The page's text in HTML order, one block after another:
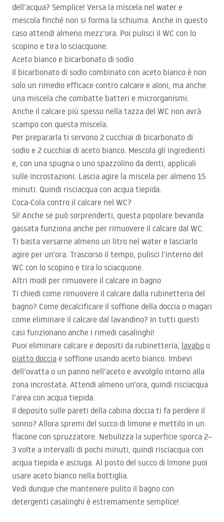
dell’acqua? Semplice! Versa la miscela nel water e
mescola finché non si forma la schiuma. Anche in questo
caso attendi almeno mezz’ora. Poi pulisci il WC con lo
scopino e tira lo sciacquone.
Aceto bianco e bicarbonato di sodio
Il bicarbonato di sodio combinato con aceto bianco è non
solo un rimedio efficace contro calcare e aloni, ma anche
una miscela che combatte batteri e microrganismi.
Anche il calcare più spesso nella tazza del WC non avrà
scampo con questa miscela.
Per prepararla ti servono 2 cucchiai di bicarbonato di
sodio e 2 cucchiai di aceto bianco. Mescola gli ingredienti
e, con una spugna o uno spazzolino da denti, applicali
sulle incrostazioni. Lascia agire la miscela per almeno 15
minuti. Quindi risciacqua con acqua tiepida.
Coca‑Cola contro il calcare nel WC?
Sì! Anche se può sorprenderti, questa popolare bevanda
gassata funziona anche per rimuovere il calcare dal WC.
Ti basta versarne almeno un litro nel water e lasciarlo
agire per un’ora. Trascorso il tempo, pulisci l’interno del
WC con lo scopino e tira lo sciacquone.
Altri modi per rimuovere il calcare in bagno
Ti chiedi come rimuovere il calcare dalla rubinetteria del
bagno? Come decalcificare il soffione della doccia o magari
come eliminare il calcare dal lavandino? In tutti questi
casi funzionano anche i rimedi casalinghi!
Puoi eliminare calcare e depositi da rubinetteria, lavabo o
piatto doccia e soffione usando aceto bianco. Imbevi
dell’ovatta o un panno nell’aceto e avvolgilo intorno alla
zona incrostata. Attendi almeno un’ora, quindi risciacqua
l’area con acqua tiepida.
Il deposito sulle pareti della cabina doccia ti fa perdere il
sonno? Allora spremi del succo di limone e mettilo in un
flacone con spruzzatore. Nebulizza la superficie sporca 2–
3 volte a intervalli di pochi minuti, quindi risciacqua con
acqua tiepida e asciuga. Al posto del succo di limone puoi
usare aceto bianco nella bottiglia.
Vedi dunque che mantenere pulito il bagno con
detergenti casalinghi è estremamente semplice!